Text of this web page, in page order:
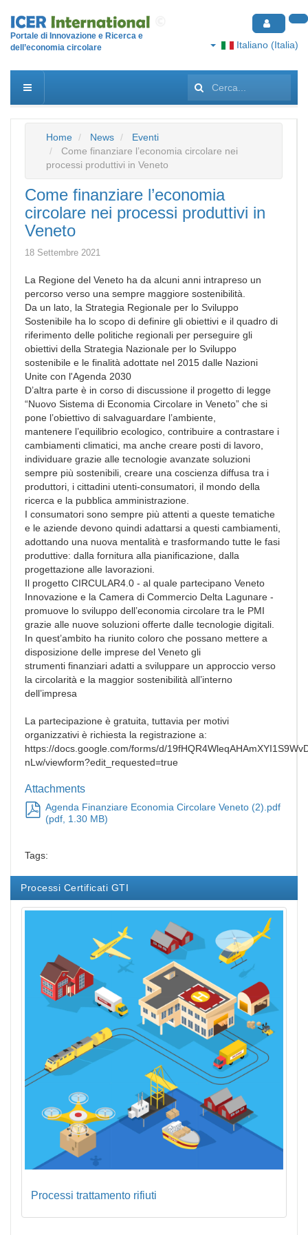
Portale di Innovazione e Ricerca e
dell’economia circolare
Italiano (Italia)
Cerca...
Home News
Eventi
Come finanziare l’economia circolare nei
processi produttivi in Veneto
Come finanziare l’economia
circolare nei processi produttivi in
Veneto
18 Settembre 2021
La Regione del Veneto ha da alcuni anni intrapreso un
percorso verso una sempre maggiore sostenibilità.
Da un lato, la Strategia Regionale per lo Sviluppo
Sostenibile ha lo scopo di definire gli obiettivi e il quadro di
riferimento delle politiche regionali per perseguire gli
obiettivi della Strategia Nazionale per lo Sviluppo
sostenibile e le finalità adottate nel 2015 dalle Nazioni
Unite con l'Agenda 2030
D’altra parte è in corso di discussione il progetto di legge
“Nuovo Sistema di Economia Circolare in Veneto” che si
pone l’obiettivo di salvaguardare l’ambiente,
mantenere l’equilibrio ecologico, contribuire a contrastare i
cambiamenti climatici, ma anche creare posti di lavoro,
individuare grazie alle tecnologie avanzate soluzioni
sempre più sostenibili, creare una coscienza diffusa tra i
produttori, i cittadini utenti-consumatori, il mondo della
ricerca e la pubblica amministrazione.
I consumatori sono sempre più attenti a queste tematiche
e le aziende devono quindi adattarsi a questi cambiamenti,
adottando una nuova mentalità e trasformando tutte le fasi
produttive: dalla fornitura alla pianificazione, dalla
progettazione alle lavorazioni.
Il progetto CIRCULAR4.0 - al quale partecipano Veneto
Innovazione e la Camera di Commercio Delta Lagunare -
promuove lo sviluppo dell’economia circolare tra le PMI
grazie alle nuove soluzioni offerte dalle tecnologie digitali.
In quest’ambito ha riunito coloro che possano mettere a
disposizione delle imprese del Veneto gli
strumenti finanziari adatti a sviluppare un approccio verso
la circolarità e la maggior sostenibilità all’interno
dell’impresa
La partecipazione è gratuita, tuttavia per motivi
organizzativi è richiesta la registrazione a:
https://docs.google.com/forms/d/
nLw/viewform?edit_requested=true
Attachments
Agenda Finanziare Economia Circolare Veneto (2).pdf
(pdf 1.30 MB)
Tags:
Processi Certificati GTI
Processi trattamento rifiuti